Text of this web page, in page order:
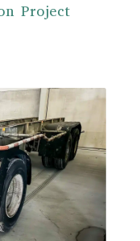
Project